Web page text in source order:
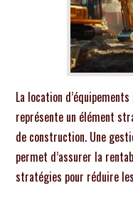
La location
représente un élément
de construction. Une
permet d’assurer la
stratégies pour réduire